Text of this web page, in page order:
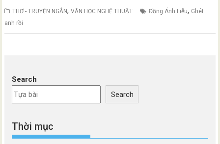
THƠ - TRUYỆN NGẮN,VĂN HỌC NGHỆ THUẬT Đồng Ánh Liễu, Ghét
anh rồi
Search
Search
Thời mục